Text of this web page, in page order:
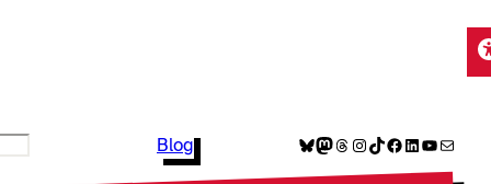
Blog Bluesky Mastodon Threads Instagram TikTok Facebook LinkedIn YouTube E-Mail